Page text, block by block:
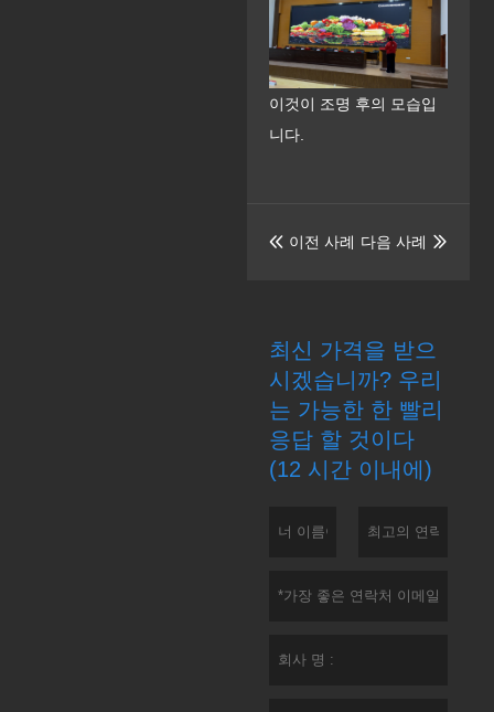
이것이 조명 후의 모습입
니다.
 이전 사례 
다음 사례
최신 가격을 받으
시겠습니까? 우리
는 가능한 한 빨리
응답 할 것이다
(12 시간 이내에)